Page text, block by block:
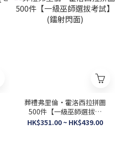
葬禮弗里倫·霍洛西拉拼圖
500件【一級巫師選拔考
試】(鐳射閃面)
HK$351.00 ~ HK$439.00